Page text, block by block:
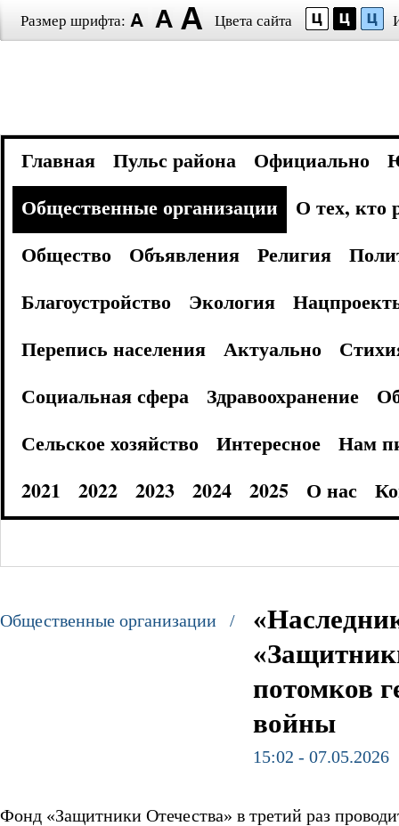
Размер шрифта: Цвета сайта
Главная Пульс района Официально
Общественные организации
О тех, кто
Общество
Объявления Религия
Благоустройство
Экология
Перепись населения
Актуально
Социальная сфера
Здравоохранение
Сельское хозяйство
Интересное
Нам
2021
2022 2023 2024 2025 О нас
Общественные организации /
потомков
войны
15:02 - 07.05.2026
Фонд «Защитники Отечества» в третий раз